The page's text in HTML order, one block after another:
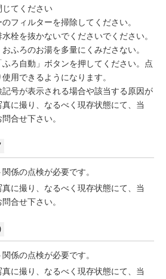
てください
フィルターを掃除してください。
栓を抜かないでくださいでください。
ふろのお湯を多量にくみださない。
ろ自動」ボタンを押してください。点
用できるようになります。
号が表示される場合や該当する原因が
に撮り、なるべく現存状態にて、当
合せ下さい。
関係の点検が必要です。
真に撮り、なるべく現存状態にて、当
合せ下さい。
関係の点検が必要です。
真に撮り、なるべく現存状態にて、当